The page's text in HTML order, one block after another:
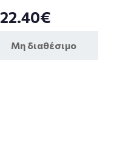
22.40€
Μη διαθέσιμο